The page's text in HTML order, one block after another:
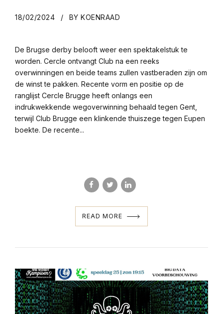
18/02/2024 BY KOENRAAD
De Brugse derby belooft weer een spektakelstuk te
worden. Cercle ontvangt Club na een reeks
overwinningen en beide teams zullen vastberaden zijn om
de winst te pakken. Recente vorm en positie op de
ranglijst Cercle Brugge heeft onlangs een
indrukwekkende wegoverwinning behaald tegen Gent,
terwijl Club Brugge een klinkende thuiszege tegen Eupen
boekte. De recente...
READ MORE